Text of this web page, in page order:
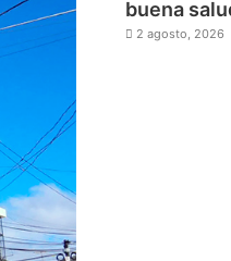
buena
2 agosto, 2026